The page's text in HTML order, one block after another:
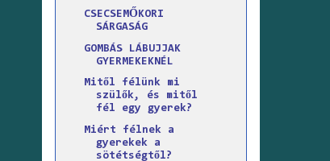
CSECSEMŐKORI
SÁRGASÁG
GOMBÁS LÁBUJJAK
GYERMEKEKNÉL
Mitől félünk mi
szülők, és mitől
fél egy gyerek?
Miért félnek a
gyerekek a
sötétségtől?